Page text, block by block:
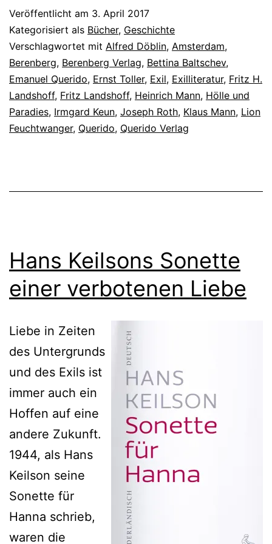
Veröffentlicht am 3. April 2017
Kategorisiert als Bücher, Geschichte
Verschlagwortet mit Alfred Döblin, Amsterdam,
Berenberg, Berenberg Verlag, Bettina Baltschev,
Emanuel Querido, Ernst Toller, Exil, Exilliteratur, Fritz H.
Landshoff, Fritz Landshoff, Heinrich Mann, Hölle und
Paradies, Irmgard Keun, Joseph Roth, Klaus Mann, Lion
Feuchtwanger, Querido, Querido Verlag
Hans Keilsons Sonette
einer verbotenen Liebe
Liebe in Zeiten
des Untergrunds
und des Exils ist
immer auch ein
Hoffen auf eine
andere Zukunft.
1944, als Hans
Keilson seine
Sonette für
Hanna schrieb,
waren die